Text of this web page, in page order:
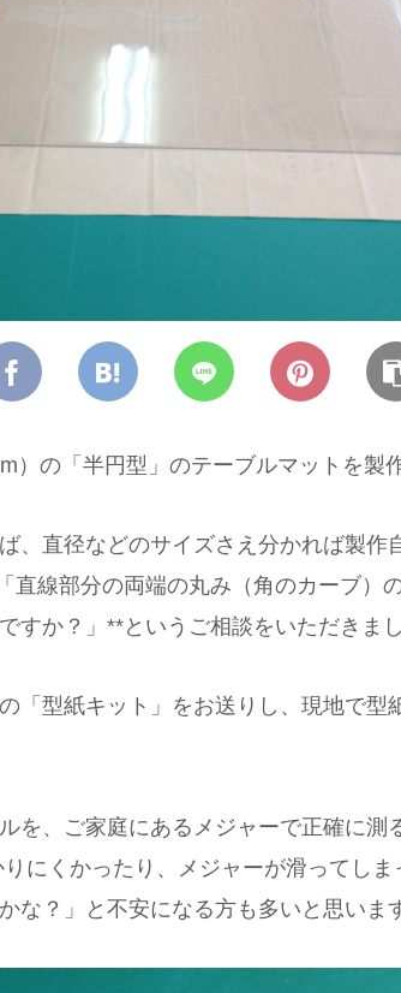
）の「半円型」のテーブルマットを製
、直径などのサイズさえ分かれば製作
直線部分の両端の丸み（角のカーブ）
すか？」**というご相談をいただきまし
「型紙キット」をお送りし、現地で型
を、ご家庭にあるメジャーで正確に測
にくかったり、メジャーが滑ってし
な？」と不安になる方も多いと思いま